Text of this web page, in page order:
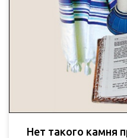
Нет такого камня